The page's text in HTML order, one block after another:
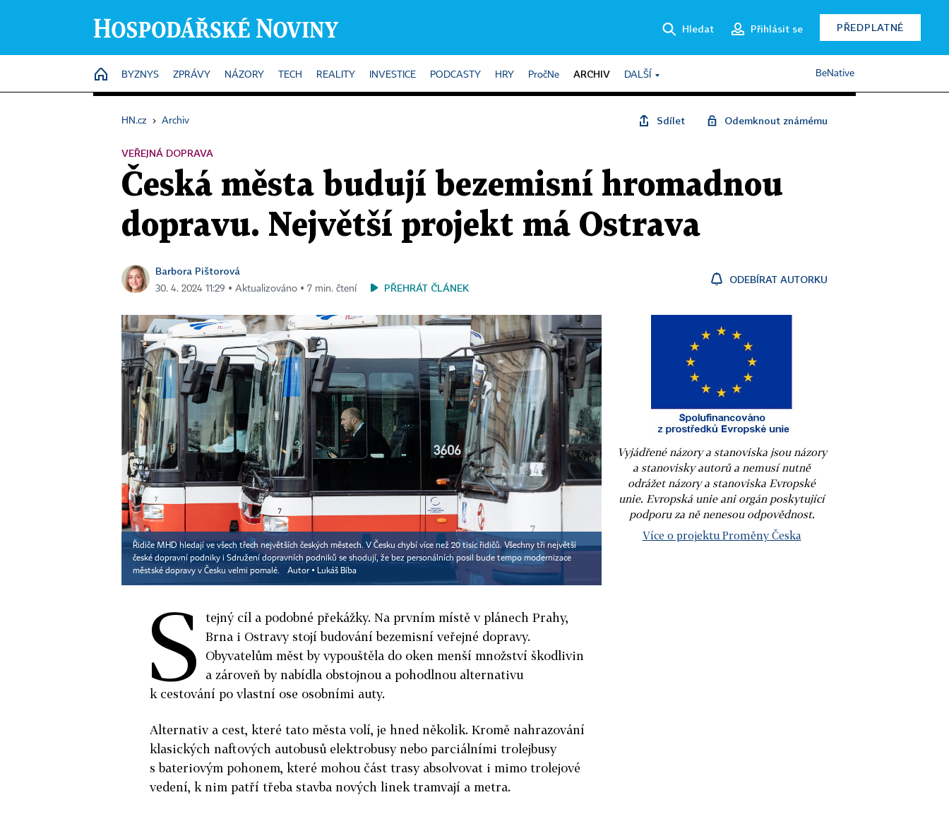
Hledat Přihlásit se PŘEDPLATNÉ
HOME
BYZNYS ZPRÁVY NÁZORY TECH REALITY INVESTICE PODCASTY HRY PročNe ARCHIV DALŠÍ BeNative
HN.cz › Archiv Sdílet Odemknout známému
VEŘEJNÁ DOPRAVA
Česká města budují bezemisní hromadnou
dopravu. Největší projekt má Ostrava
Barbora Pištorová
30. 4. 2024 11:29 ▪ Aktualizováno ▪ 7 min. čtení PŘEHRÁT ČLÁNEK
ODEBÍRAT AUTORKU
Řidiče MHD hledají ve všech třech největších českých městech. V Česku chybí více než 20 tisíc řidičů. Všechny tři největší
české dopravní podniky i Sdružení dopravních podniků se shodují, že bez personálních posil bude tempo modernizace
městské dopravy v Česku velmi pomalé.
Autor ▪ Lukáš Bíba
S
tejný cíl a podobné překážky. Na prvním místě v plánech Prahy,
Brna i Ostravy stojí budování bezemisní veřejné dopravy.
Obyvatelům měst by vypouštěla do oken menší množství škodlivin
a zároveň by nabídla obstojnou a pohodlnou alternativu
k cestování po vlastní ose osobními auty.
Alternativ a cest, které tato města volí, je hned několik. Kromě nahrazování
klasických naftových autobusů elektrobusy nebo parciálními trolejbusy
s bateriovým pohonem, které mohou část trasy absolvovat i mimo trolejové
vedení, k nim patří třeba stavba nových linek tramvají a metra.
Vyjádřené názory a stanoviska jsou názory
a stanovisky autorů a nemusí nutně
odrážet názory a stanoviska Evropské
unie. Evropská unie ani orgán poskytující
podporu za ně nenesou odpovědnost.
Více o projektu Proměny Česka